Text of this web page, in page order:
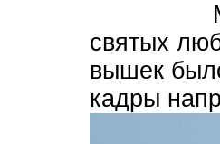
Можно
святых
вышек
кадры